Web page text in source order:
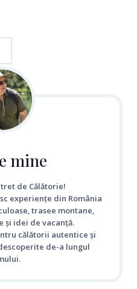
mine
de Călătorie!
experiențe din România
trasee montane,
și idei de vacanță.
călătorii autentice și
de-a lungul